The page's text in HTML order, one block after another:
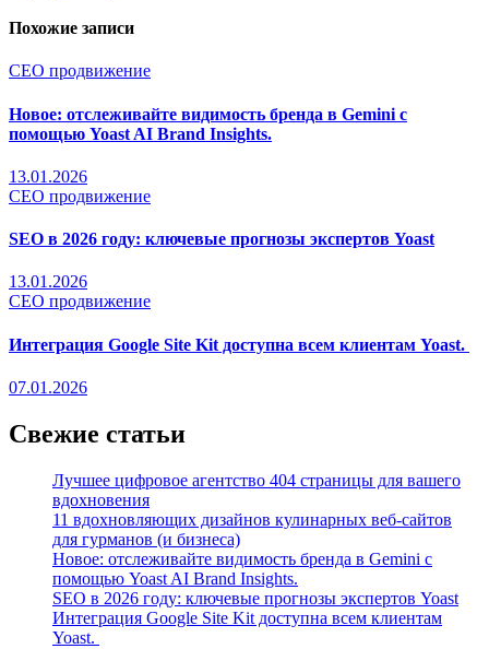
Похожие записи
СЕО продвижение
Новое: отслеживайте видимость бренда в Gemini с
помощью Yoast AI Brand Insights.
13.01.2026
СЕО продвижение
SEO в 2026 году: ключевые прогнозы экспертов Yoast
13.01.2026
СЕО продвижение
Интеграция Google Site Kit доступна всем клиентам Yoast.
07.01.2026
Свежие статьи
Лучшее цифровое агентство 404 страницы для вашего
вдохновения
11 вдохновляющих дизайнов кулинарных веб-сайтов
для гурманов (и бизнеса)
Новое: отслеживайте видимость бренда в Gemini с
помощью Yoast AI Brand Insights.
SEO в 2026 году: ключевые прогнозы экспертов Yoast
Интеграция Google Site Kit доступна всем клиентам
Yoast.